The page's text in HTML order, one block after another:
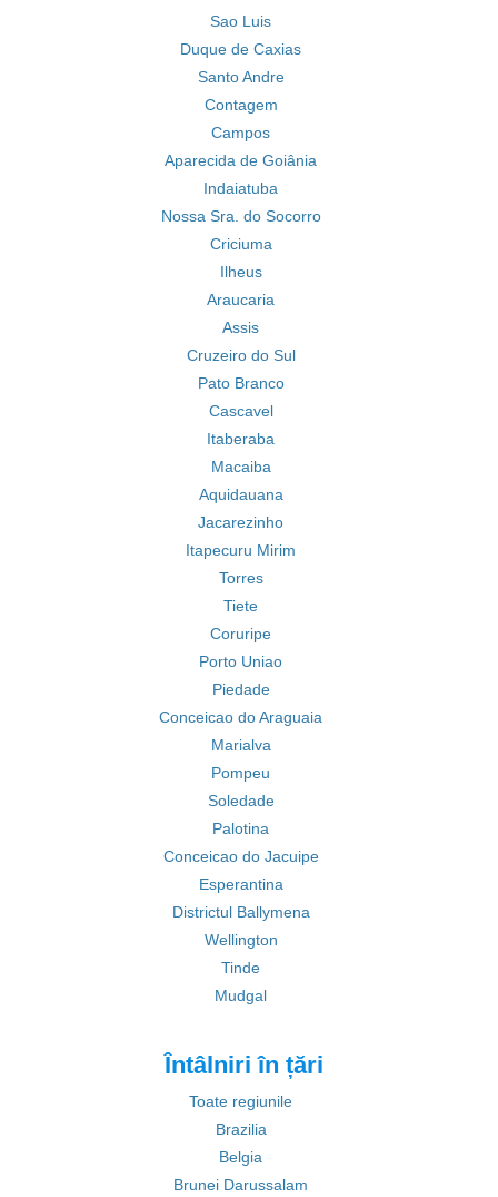
Sao Luis
Duque de Caxias
Santo Andre
Contagem
Campos
Aparecida de Goiânia
Indaiatuba
Nossa Sra. do Socorro
Criciuma
Ilheus
Araucaria
Assis
Cruzeiro do Sul
Pato Branco
Cascavel
Itaberaba
Macaiba
Aquidauana
Jacarezinho
Itapecuru Mirim
Torres
Tiete
Coruripe
Porto Uniao
Piedade
Conceicao do Araguaia
Marialva
Pompeu
Soledade
Palotina
Conceicao do Jacuipe
Esperantina
Districtul Ballymena
Wellington
Tinde
Mudgal
Întâlniri în țări
Toate regiunile
Brazilia
Belgia
Brunei Darussalam